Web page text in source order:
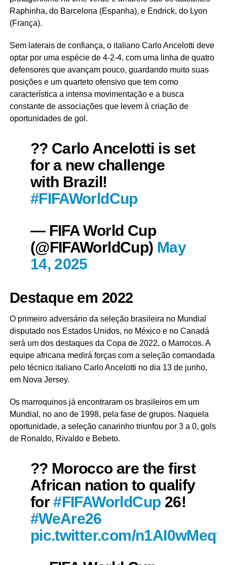
Raphinha, do Barcelona (Espanha), e Endrick, do Lyon
(França).
Sem laterais de confiança, o italiano Carlo Ancelotti deve
optar por uma espécie de 4-2-4, com uma linha de quatro
defensores que avançam pouco, guardando muito suas
posições e um quarteto ofensivo que tem como
característica a intensa movimentação e a busca
constante de associações que levem à criação de
oportunidades de gol.
?? Carlo Ancelotti is set
for a new challenge
with Brazil!
#FIFAWorldCup
— FIFA World Cup
(@FIFAWorldCup) May
14, 2025
Destaque em 2022
O primeiro adversário da seleção brasileira no Mundial
disputado nos Estados Unidos, no México e no Canadá
será um dos destaques da Copa de 2022, o Marrocos. A
equipe africana medirá forças com a seleção comandada
pelo técnico italiano Carlo Ancelotti no dia 13 de junho,
em Nova Jersey.
Os marroquinos já encontraram os brasileiros em um
Mundial, no ano de 1998, pela fase de grupos. Naquela
oportunidade, a seleção canarinho triunfou por 3 a 0, gols
de Ronaldo, Rivaldo e Bebeto.
?? Morocco are the first
African nation to qualify
for#FIFAWorldCup 26!
#WeAre26
pic.twitter.com/n1AI0wMeqy